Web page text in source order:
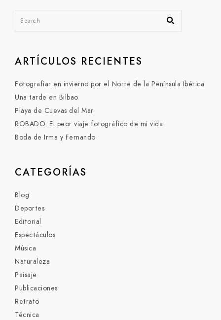
ARTÍCULOS RECIENTES
Fotografiar en invierno por el Norte de la Península Ibérica
Una tarde en Bilbao
Playa de Cuevas del Mar
ROBADO. El peor viaje fotográfico de mi vida
Boda de Irma y Fernando
CATEGORÍAS
Blog
Deportes
Editorial
Espectáculos
Música
Naturaleza
Paisaje
Publicaciones
Retrato
Técnica